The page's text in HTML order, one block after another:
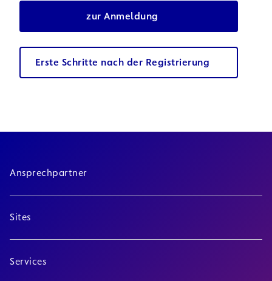
zur Anmeldung
Erste Schritte nach der Registrierung
Ansprechpartner
Sites
Services